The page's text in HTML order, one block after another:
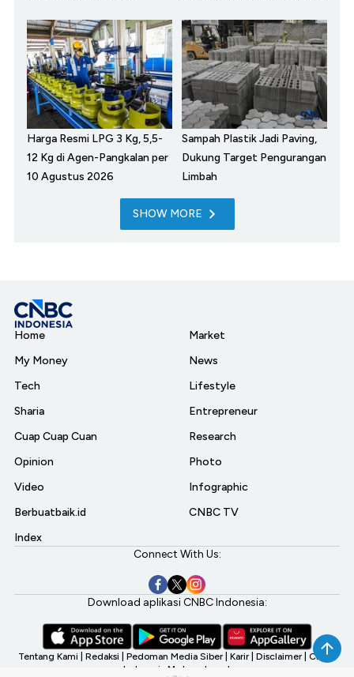
Harga Resmi LPG 3 Kg, 5,5-
12 Kg di Agen-Pangkalan per
10 Agustus 2026
Sampah Plastik Jadi Paving,
Dukung Target Pengurangan
Limbah
SHOW MORE
Home
My Money
Tech
Sharia
Cuap Cuap Cuan
Opinion
Video
Berbuatbaik.id
Index
Market
News
Lifestyle
Entrepreneur
Research
Photo
Infographic
CNBC TV
Connect With Us:
Download aplikasi CNBC Indonesia:
Tentang Kami Redaksi Pedoman Media Siber Karir Disclaimer CNBC
Indonesia My Investment